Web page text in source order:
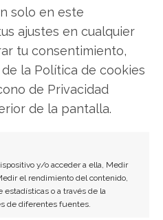
solo en este
ajustes en cualquier
tu consentimiento,
la Política de cookies
de Privacidad
de la pantalla.
y/o acceder a ella, Medir
el rendimiento del contenido,
o a través de la
de diferentes fuentes.
Torres Díaz
especializado en
virtual y tendencias de
española.